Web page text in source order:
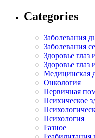
Categories
Заболевания
Заболевания
Здоровье глаз
Здоровье глаз
Медицинская
Онкология
Первичная
Психическое
Психология
Разное
Реабилитация